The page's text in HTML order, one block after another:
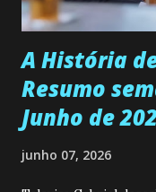
Durante um exame
A História
Resumo
Junho de
junho 07, 2026